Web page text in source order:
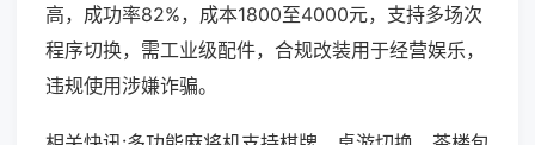
高，成功率82%，成本1800至4000元，支持多场次
程序切换，需工业级配件，合规改装用于经营娱乐，
违规使用涉嫌诈骗。